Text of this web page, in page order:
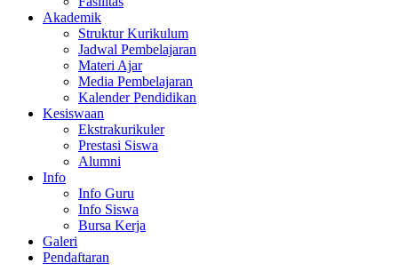
Akademik
Struktur Kurikulum
Jadwal Pembelajaran
Materi Ajar
Media Pembelajaran
Kalender Pendidikan
Kesiswaan
Ekstrakurikuler
Prestasi Siswa
Alumni
Info
Info Guru
Info Siswa
Bursa Kerja
Galeri
Pendaftaran